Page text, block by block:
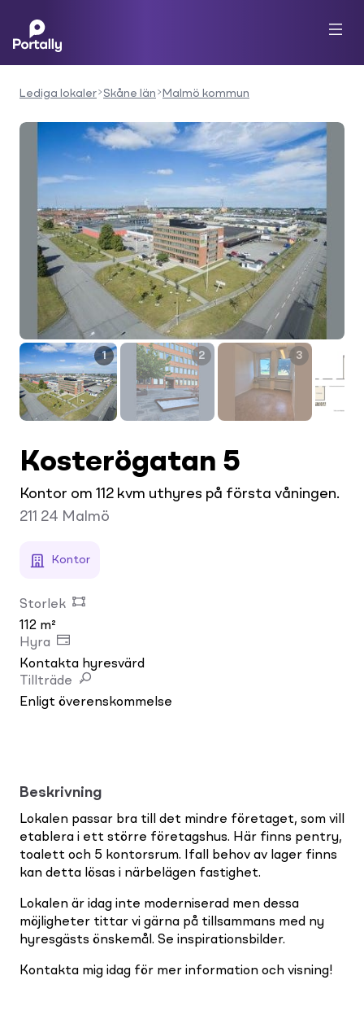
Lediga lokaler Skåne län Malmö kommun
1 2 3
Kosterögatan 5
Kontor om 112 kvm uthyres på första våningen.
211 24 Malmö
Kontor
Storlek
112 m²
Hyra
Kontakta hyresvärd
Tillträde
Enligt överenskommelse
Beskrivning
Lokalen passar bra till det mindre företaget, som vill
etablera i ett större företagshus. Här finns pentry,
toalett och 5 kontorsrum. Ifall behov av lager finns
kan detta lösas i närbelägen fastighet.
Lokalen är idag inte moderniserad men dessa
möjligheter tittar vi gärna på tillsammans med ny
hyresgästs önskemål. Se inspirationsbilder.
Kontakta mig idag för mer information och visning!